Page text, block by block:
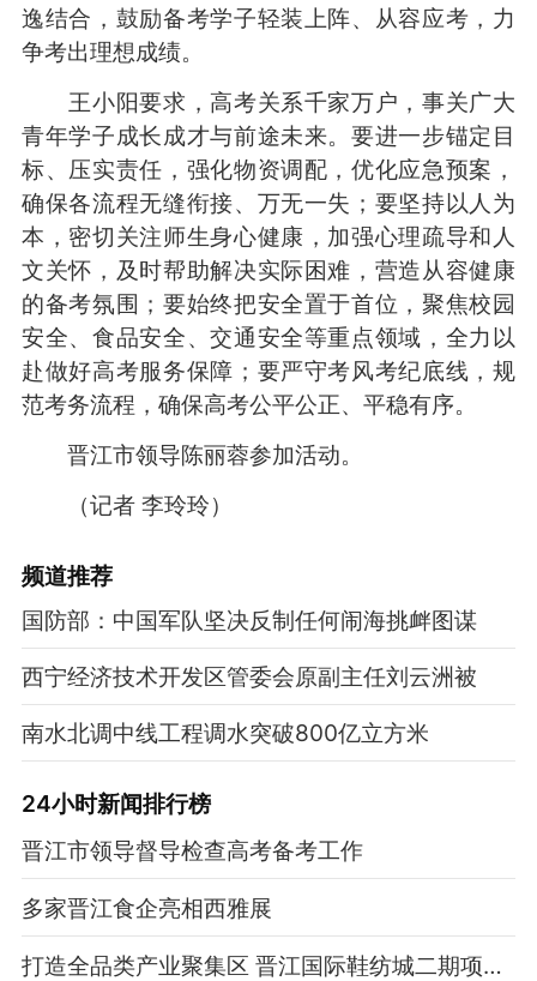
逸结合，鼓励备考学子轻装上阵、从容应考，力
争考出理想成绩。
王小阳要求，高考关系千家万户，事关广大
青年学子成长成才与前途未来。要进一步锚定目
标、压实责任，强化物资调配，优化应急预案，
确保各流程无缝衔接、万无一失；要坚持以人为
本，密切关注师生身心健康，加强心理疏导和人
文关怀，及时帮助解决实际困难，营造从容健康
的备考氛围；要始终把安全置于首位，聚焦校园
安全、食品安全、交通安全等重点领域，全力以
赴做好高考服务保障；要严守考风考纪底线，规
范考务流程，确保高考公平公正、平稳有序。
晋江市领导陈丽蓉参加活动。
（记者 李玲玲）
频道推荐
国防部：中国军队坚决反制任何闹海挑衅图谋
西宁经济技术开发区管委会原副主任刘云洲被
南水北调中线工程调水突破800亿立方米
24小时新闻排行榜
晋江市领导督导检查高考备考工作
多家晋江食企亮相西雅展
打造全品类产业聚集区 晋江国际鞋纺城二期项目转入地下室施工